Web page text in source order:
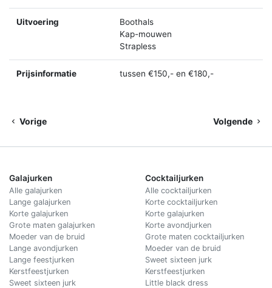
Uitvoering
Boothals
Kap-mouwen
Strapless
Prijsinformatie tussen €150,- en €180,-
Vorige Volgende
Galajurken
Alle galajurken
Lange galajurken
Korte galajurken
Grote maten galajurken
Moeder van de bruid
Lange avondjurken
Lange feestjurken
Kerstfeestjurken
Sweet sixteen jurk
Cocktailjurken
Alle cocktailjurken
Korte cocktailjurken
Korte galajurken
Korte avondjurken
Grote maten cocktailjurken
Moeder van de bruid
Sweet sixteen jurk
Kerstfeestjurken
Little black dress